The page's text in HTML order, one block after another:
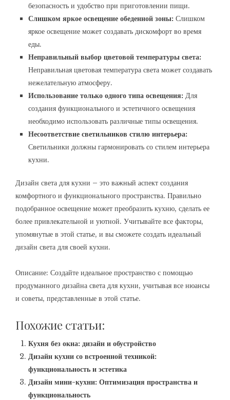
безопасность и удобство при приготовлении пищи.
Слишком яркое освещение обеденной зоны: Слишком
яркое освещение может создавать дискомфорт во время
еды.
Неправильный выбор цветовой температуры света:
Неправильная цветовая температура света может создавать
нежелательную атмосферу.
Использование только одного типа освещения: Для
создания функционального и эстетичного освещения
необходимо использовать различные типы освещения.
Несоответствие светильников стилю интерьера:
Светильники должны гармонировать со стилем интерьера
кухни.
Дизайн света для кухни – это важный аспект создания
комфортного и функционального пространства. Правильно
подобранное освещение может преобразить кухню, сделать ее
более привлекательной и уютной. Учитывайте все факторы,
упомянутые в этой статье, и вы сможете создать идеальный
дизайн света для своей кухни.
Описание: Создайте идеальное пространство с помощью
продуманного дизайна света для кухни, учитывая все нюансы
и советы, представленные в этой статье.
Похожие статьи:
Кухня без окна: дизайн и обустройство
Дизайн кухни со встроенной техникой:
функциональность и эстетика
Дизайн мини-кухни: Оптимизация пространства и
функциональность